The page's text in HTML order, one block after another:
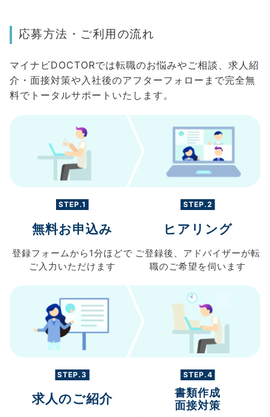
応募方法・ご利用の流れ
マイナビDOCTORでは転職のお悩みやご相談、求人紹
介・面接対策や入社後のアフターフォローまで完全無
料でトータルサポートいたします。
STEP.1
無料お申込み
登録フォームから 1分ほどで
ご入力 いただけます
STEP.2
ヒアリング
ご登録後、 アドバイザーが転
職のご希望を伺います
STEP.3
求人のご紹介
STEP.4
書類作成
面接対策